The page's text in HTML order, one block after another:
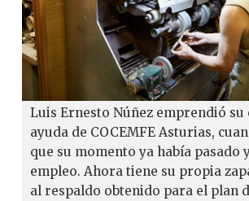
Luis Ernesto Núñez emprendió su
ayuda de COCEMFE Asturias,
que su momento ya había pasado
empleo. Ahora tiene su propia
al respaldo obtenido para el plan